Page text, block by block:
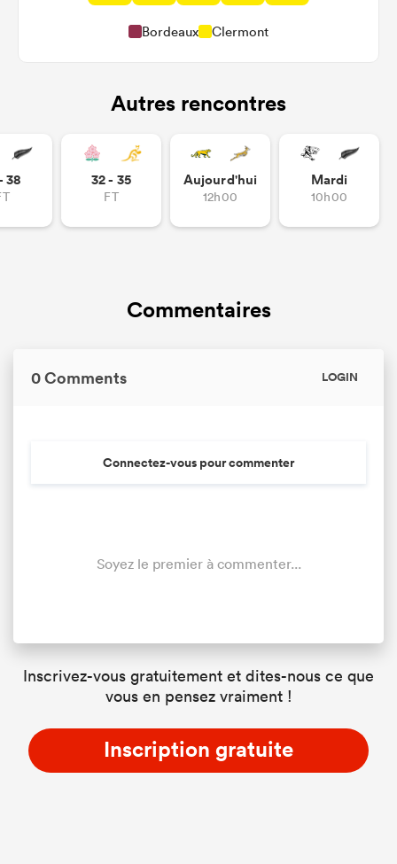
Bordeaux Clermont
Autres rencontres
38 32 - 35
FT
Aujourd'hui
12h00
Mardi
10h00
Commentaires
0 Comments LOGIN
Connectez-vous pour commenter
Soyez le premier à commenter...
Inscrivez-vous gratuitement et dites-nous ce que
vous en pensez vraiment !
Inscription gratuite